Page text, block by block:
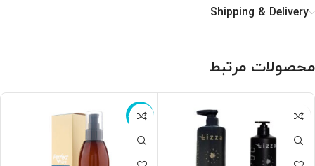
Shipping & Delivery
محصولات مرتبط
ناموجود